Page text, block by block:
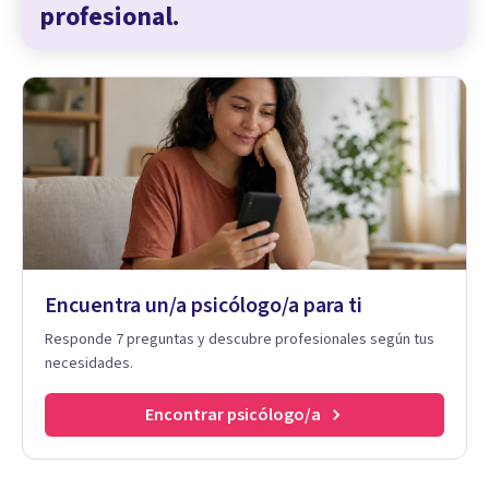
profesional.
Encuentra un/a psicólogo/a para ti
Responde 7 preguntas y descubre profesionales según tus
necesidades.
Encontrar psicólogo/a